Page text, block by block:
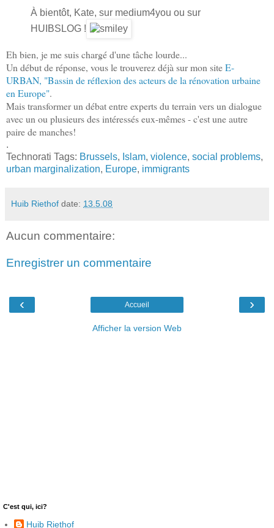
À bientôt, Kate, sur medium4you ou sur
HUIBSLOG !
Eh bien, je me suis chargé d'une tâche lourde...
Un début de réponse, vous le trouverez déjà sur mon siteE-
URBAN, "Bassin de réflexion des acteurs de la rénovation urbaine
en Europe".
Mais transformer un débat entre experts du terrain vers un dialogue
avec un ou plusieurs des intéressés eux-mêmes - c'est une autre
paire de manches!
.
Technorati Tags: Brussels, Islam, violence, social problems,
urban marginalization, Europe, immigrants
Huib Riethof date: 13.5.08
Aucun commentaire:
Enregistrer un commentaire
‹ ›
Accueil
Afficher la version Web
C'est qui, ici?
Huib Riethof